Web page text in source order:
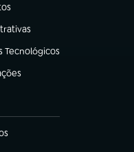
aba)
Tecnológicos
aba)